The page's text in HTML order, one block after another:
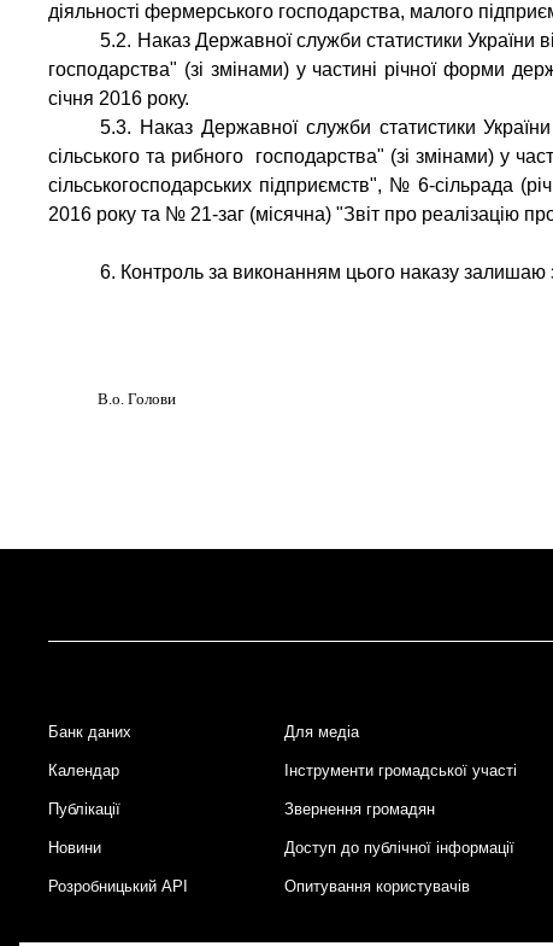
діяльності фермерського господарства, малого
5.2. Наказ Державної служби статистики
господарства" (зі змінами) у частині річної форми
січня 2016 року.
5.3. Наказ Державної служби статистики
сільського та рибного господарства" (зі змінами) у
сільськогосподарських підприємств", № 6-сільрада
2016 року та № 21-заг (місячна) "Звіт про реалізацію
6. Контроль за виконанням цього наказу залишаю
В.о. Голови
Footer
Банк даних Для медіа
Календар Інструменти громадської участі
Публікації Звернення громадян
Новини Доступ до публічної інформації
Розробницький API Опитування користувачів